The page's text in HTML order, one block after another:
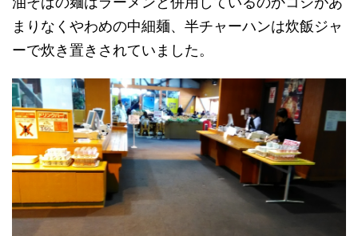
まりなくやわめの中細麺、半チャーハンは炊飯ジャ
ーで炊き置きされていました。